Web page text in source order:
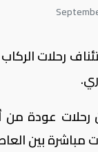
رحلات
رحلات عودة من
بين العاصمتين،